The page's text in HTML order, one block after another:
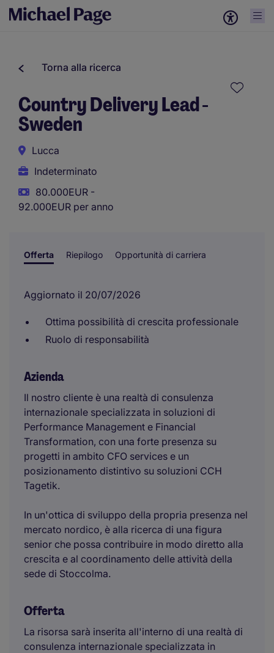
Torna alla ricerca
Country Delivery Lead -
Sweden
Lucca
Indeterminato
80.000EUR -
92.000EUR per anno
Offerta Riepilogo Opportunità di carriera
Aggiornato il 20/07/2026
Ottima possibilità di crescita professionale
Ruolo di responsabilità
Azienda
Il nostro cliente è una realtà di consulenza
internazionale specializzata in soluzioni di
Performance Management e Financial
Transformation, con una forte presenza su
progetti in ambito CFO services e un
posizionamento distintivo su soluzioni CCH
Tagetik.
In un'ottica di sviluppo della propria presenza nel
mercato nordico, è alla ricerca di una figura
senior che possa contribuire in modo diretto alla
crescita e al coordinamento delle attività della
sede di Stoccolma.
Offerta
La risorsa sarà inserita all'interno di una realtà di
consulenza internazionale specializzata in